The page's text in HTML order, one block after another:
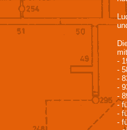
-
-
-
-
-
-
-
-